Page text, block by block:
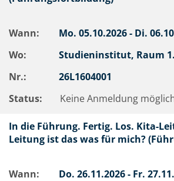
Wann: Mo. 05.10.2026 - Di.
Wo:
Studieninstitut, Raum
Nr.:
26L1604001
Status:
Keine Anmeldung
In die Führung. Fertig. Los. Kita-
Leitung ist das was für mich?
Wann: Do. 26.11.2026 - Fr.